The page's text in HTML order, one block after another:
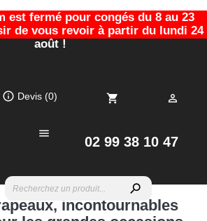
est fermé pour congés du 8 au 23
de vous revoir à partir du lundi 24
août !
02 99 38 10 47
info_outline Devis (0)
search

shopping_cart 
incontournables